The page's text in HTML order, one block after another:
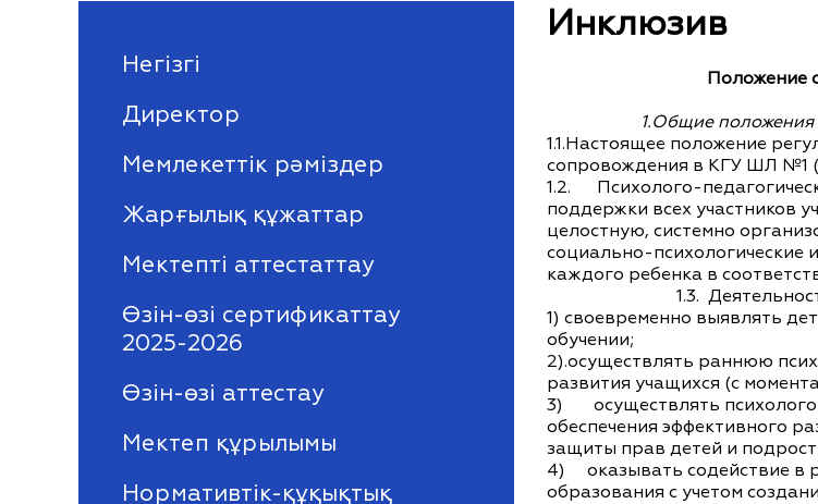
Негізгі
Директор
Мемлекеттік рәміздер
Жарғылық құжаттар
Мектепті аттестаттау
Өзін-өзі сертификаттау
2025-2026
Өзін-өзі аттестау
Мектеп құрылымы
Нормативтік-құқықтық
Инклюзив
Положение
1.Общие положения
1.1.Настоящее положение
сопровождения в КГУ ШЛ №1
1.2. Психолого-
поддержки всех участников
целостную, системно
социально-психологические
каждого ребенка в
1.3.
1) своевременно выявлять
обучении;
2).осуществлять раннюю
развития учащихся (с
3) осуществлять
обеспечения эффективного
защиты прав детей и
4) оказывать содействие в
образования с учетом